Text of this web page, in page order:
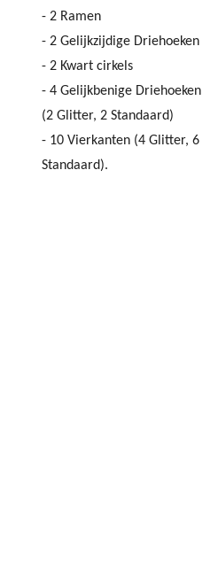
- 2 Ramen
- 2 Gelijkzijdige Driehoeken
- 2 Kwart cirkels
- 4 Gelijkbenige Driehoeken
(2 Glitter, 2 Standaard)
- 10 Vierkanten (4 Glitter, 6
Standaard).